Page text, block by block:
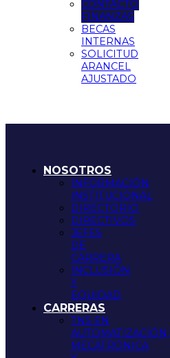
CONTACTO
FINANZAS
BECAS
INTERNAS
SOLICITUD
ARANCEL
AJUSTADO
NOSOTROS
INFORMACIÓN
INSTITUCIONAL
DIRECTORIO
DIRECTIVOS
JEFES
DE
CARRERA
INCLUSIÓN
Y
EQUIDAD
CARRERAS
TNS EN
AUTOMATIZACIÓN,
MECATRÓNICA